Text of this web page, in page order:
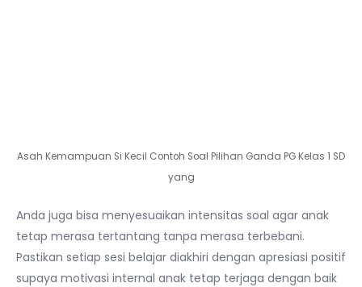
Asah Kemampuan Si Kecil Contoh Soal Pilihan Ganda PG Kelas 1 SD
yang
Anda juga bisa menyesuaikan intensitas soal agar anak
tetap merasa tertantang tanpa merasa terbebani.
Pastikan setiap sesi belajar diakhiri dengan apresiasi positif
supaya motivasi internal anak tetap terjaga dengan baik